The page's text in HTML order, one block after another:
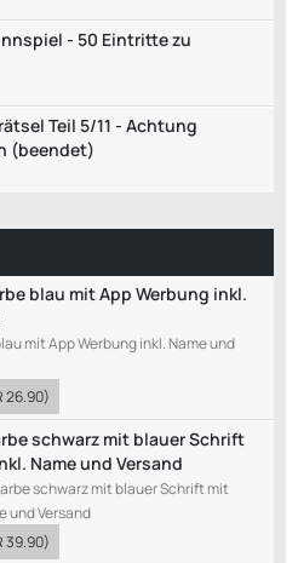
- 50 Eintritte zu
Teil 5/11 - Achtung
(beendet)
blau mit App Werbung inkl.
mit App Werbung inkl. Name und
26.90)
schwarz mit blauer Schrift
Name und Versand
schwarz mit blauer Schrift mit
und Versand
39.90)